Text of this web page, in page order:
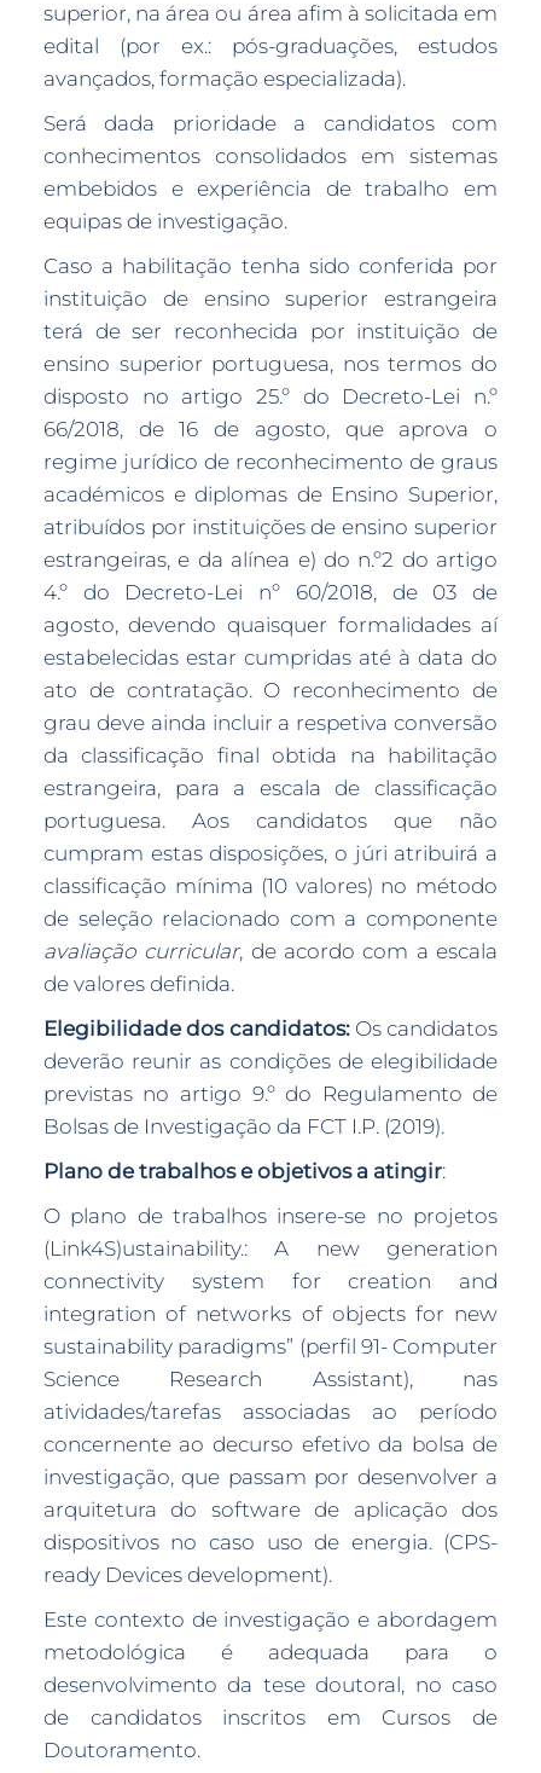
superior, na área ou área afim à solicitada em
edital (por ex.: pós-graduações, estudos
avançados, formação especializada).
Será dada prioridade a candidatos com
conhecimentos consolidados em sistemas
embebidos e experiência de trabalho em
equipas de investigação.
Caso a habilitação tenha sido conferida por
instituição de ensino superior estrangeira
terá de ser reconhecida por instituição de
ensino superior portuguesa, nos termos do
disposto no artigo 25.º do Decreto-Lei n.º
66/2018, de 16 de agosto, que aprova o
regime jurídico de reconhecimento de graus
académicos e diplomas de Ensino Superior,
atribuídos por instituições de ensino superior
estrangeiras, e da alínea e) do n.º2 do artigo
4.º do Decreto-Lei nº 60/2018, de 03 de
agosto, devendo quaisquer formalidades aí
estabelecidas estar cumpridas até à data do
ato de contratação. O reconhecimento de
grau deve ainda incluir a respetiva conversão
da classificação final obtida na habilitação
estrangeira, para a escala de classificação
portuguesa. Aos candidatos que não
cumpram estas disposições, o júri atribuirá a
classificação mínima (10 valores) no método
de seleção relacionado com a componente
avaliação curricular, de acordo com a escala
de valores definida.
Elegibilidade dos candidatos: Os candidatos
deverão reunir as condições de elegibilidade
previstas no artigo 9.º do Regulamento de
Bolsas de Investigação da FCT I.P. (2019).
Plano de trabalhos e objetivos a atingir:
O plano de trabalhos insere-se no projetos
(Link4S)ustainability.: A new generation
connectivity system for creation and
integration of networks of objects for new
sustainability paradigms” (perfil 91- Computer
Science Research Assistant), nas
atividades/tarefas associadas ao período
concernente ao decurso efetivo da bolsa de
investigação, que passam por desenvolver a
arquitetura do software de aplicação dos
dispositivos no caso uso de energia. (CPS-
ready Devices development).
Este contexto de investigação e abordagem
metodológica é adequada para o
desenvolvimento da tese doutoral, no caso
de candidatos inscritos em Cursos de
Doutoramento.